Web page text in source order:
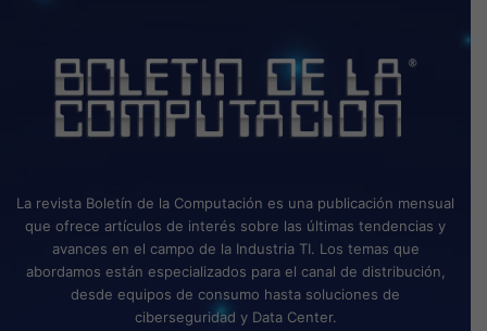
La revista Boletín de la Computación es una publicación mensual
que ofrece artículos de interés sobre las últimas tendencias y
avances en el campo de la Industria TI. Los temas que
abordamos están especializados para el canal de distribución,
desde equipos de consumo hasta soluciones de
ciberseguridad y Data Center.